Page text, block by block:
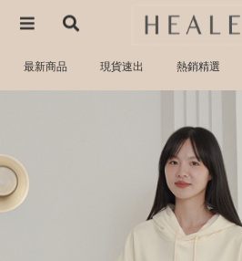
最新商品 現貨速出 熱銷精選